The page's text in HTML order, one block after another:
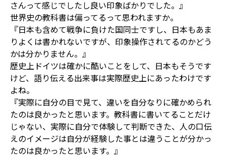
さんって感じでしたし良い印象ばかりでした。』
世界史の教科書は偏ってるって思われますか。
『日本も含めて戦争に負けた国同士ですし、日本もあま
りよくは書かれないですが、印象操作されてるのかどう
かは分かりません。』
歴史上ドイツは確かに酷いことをして、日本もそうです
けど、語り伝える出来事は実際歴史上にあったわけです
よね。
『実際に自分の目で見て、違いを自分なりに確かめられ
たのは良かったと思います。教科書に書いてることだけ
じゃない、実際に自分で体験して判断できた、人の口伝
えのイメージは自分が経験した事とは違うことが分かっ
たのは良かったと思います。』